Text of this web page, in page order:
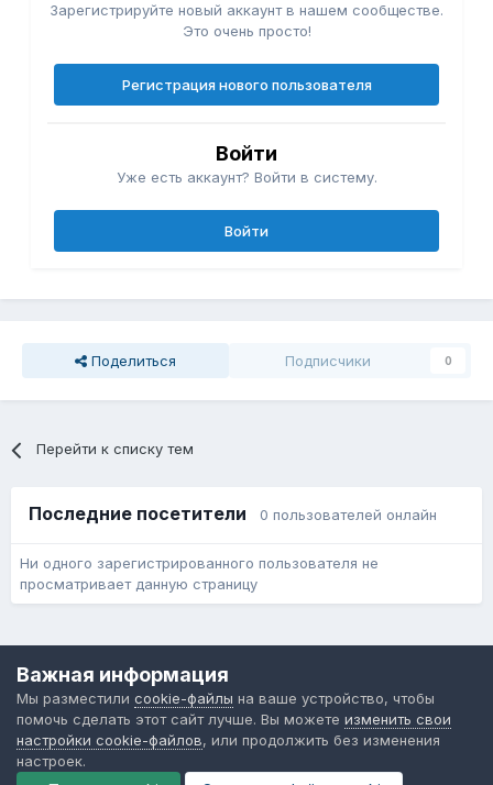
Зарегистрируйте новый аккаунт в нашем сообществе.
Это очень просто!
Регистрация нового пользователя
Войти
Уже есть аккаунт? Войти в систему.
Войти
Поделиться Подписчики 0
Перейти к списку тем
Последние посетители 0 пользователей онлайн
Ни одного зарегистрированного пользователя не
просматривает данную страницу
Форум общественного транспорта
Powered by Invision Community
Важная информация
Мы разместили cookie-файлы на ваше устройство, чтобы
помочь сделать этот сайт лучше. Вы можете изменить свои
настройки cookie-файлов, или продолжить без изменения
настроек.